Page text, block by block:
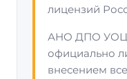
лицензий
АНО ДПО УОЦ
официально
внесением